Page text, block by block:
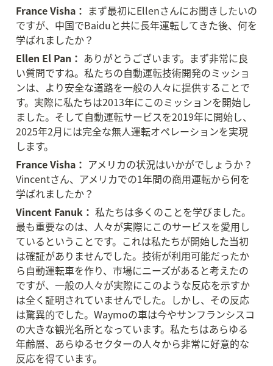
France Visha： まず最初にEllenさんにお聞きしたいの
ですが、中国でBaiduと共に長年運転してきた後、何を
学ばれましたか？
Ellen El Pan： ありがとうございます。まず非常に良
い質問ですね。私たちの自動運転技術開発のミッショ
ンは、より安全な道路を一般の人々に提供することで
す。実際に私たちは2013年にこのミッションを開始し
ました。そして自動運転サービスを2019年に開始し、
2025年2月には完全な無人運転オペレーションを実現
します。
France Visha： アメリカの状況はいかがでしょうか？
Vincentさん、アメリカでの1年間の商用運転から何を
学ばれましたか？
Vincent Fanuk： 私たちは多くのことを学びました。
最も重要なのは、人々が実際にこのサービスを愛用し
ているということです。これは私たちが開始した当初
は確証がありませんでした。技術が利用可能だったか
ら自動運転車を作り、市場にニーズがあると考えたの
ですが、一般の人々が実際にこのような反応を示すか
は全く証明されていませんでした。しかし、その反応
は驚異的でした。Waymoの車は今やサンフランシスコ
の大きな観光名所となっています。私たちはあらゆる
年齢層、あらゆるセクターの人々から非常に好意的な
反応を得ています。